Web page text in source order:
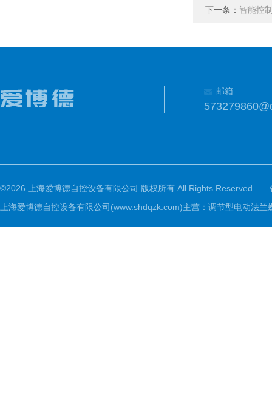
下一条： 智能控
邮箱
©2026 上海爱博德自控设备有限公司 版权所有 All Rights Reserved.
上海爱博德自控设备有限公司(www.shdqzk.com)主营：调节型电动法